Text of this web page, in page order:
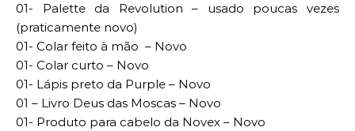
01- Palette da Revolution – usado poucas vezes
(praticamente novo)
01- Colar feito à mão – Novo
01- Colar curto – Novo
01- Lápis preto da Purple – Novo
01 – Livro Deus das Moscas – Novo
01- Produto para cabelo da Novex – Novo